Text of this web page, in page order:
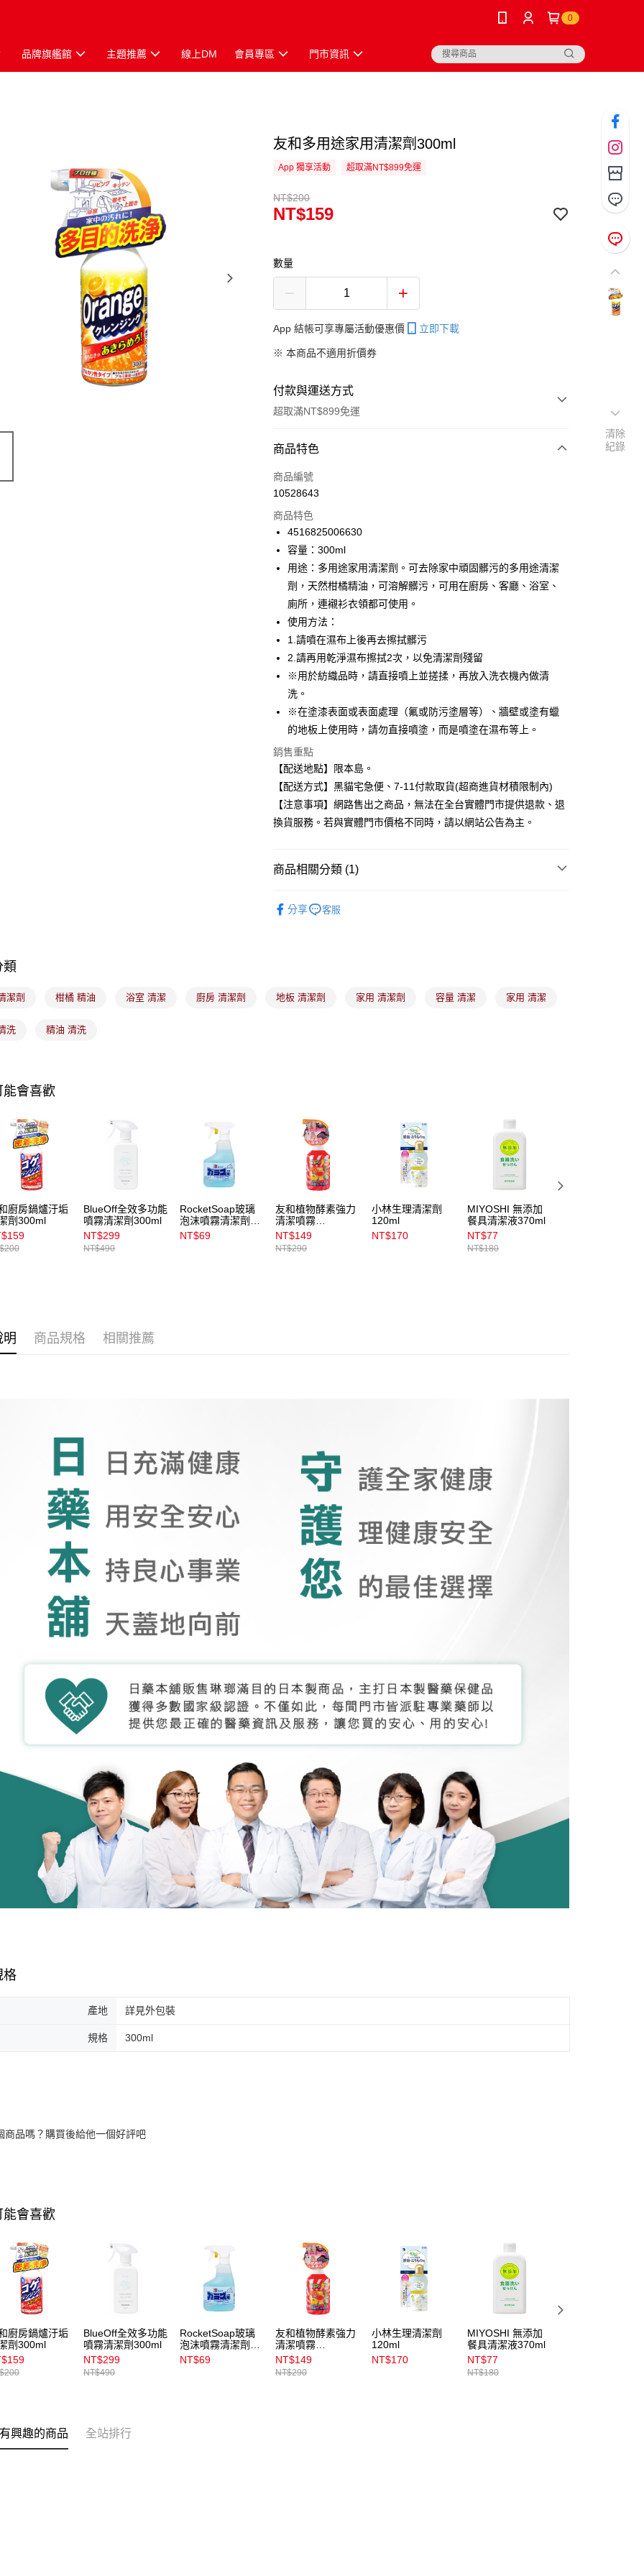
0
品牌旗艦館 主題推薦 線上DM 會員專區 門市資訊
友和多用途家用清潔劑300ml
App 獨享活動 超取滿NT$899免運
NT$200
NT$159
數量
App 結帳可享專屬活動優惠價 立即下載
※ 本商品不適用折價券
付款與運送方式
超取滿NT$899免運
付款方式
信用卡一次付款
合作金庫商業銀行
華南商業銀行
彰化商業銀行
國泰世華商業銀行
兆豐國際商業銀行
臺灣中小企業銀行
匯豐（台灣）商業銀行
聯邦商業銀行
元大商業銀行
永豐商業銀行
台新國際商業銀行
中國信託商業銀行
台灣樂天信用卡公司
超商取貨付款
Apple Pay
悠遊付
Google Pay
全盈+PAY
大哥付你分期
相關說明
【大哥付你分期使用說明】
1.本服務由台灣大哥大提供，台灣大哥大用戶可立即使用無須另外申請。
2.付款方式選擇「大哥付你分期」，訂單成立後會自動跳轉到大哥付的交易
流程，驗證手機門號後，選擇欲分期的期數、繳款截止日，確認付款後即
完成交易。
無法說明評估內容。
醒簡訊。
款買賣價金債權讓與本公司後，依約使用本公司帳單繳交帳款。
ATM付款
運送方式
每筆NT$100，滿NT$899(含以上)免運費
每筆NT$100，滿NT$899(含以上)免運費
付款後7-11取貨
商品特色
商品編號
10528643
商品特色
4516825006630
容量：300ml
用途：多用途家用清潔劑。可去除家中頑固髒污的多用途清潔
劑，天然柑橘精油，可溶解髒污，可用在廚房、客廳、浴室、
廁所，連襯衫衣領都可使用。
使用方法：
1.請噴在濕布上後再去擦拭髒污
2.請再用乾淨濕布擦拭2次，以免清潔劑殘留
※用於紡織品時，請直接噴上並搓揉，再放入洗衣機內做清
洗。
※在塗漆表面或表面處理（氟或防污塗層等）、牆壁或塗有蠟
的地板上使用時，請勿直接噴塗，而是噴塗在濕布等上。
銷售重點
【配送地點】限本島。
【配送方式】黑貓宅急便、7-11付款取貨(超商進貨材積限制內)
【注意事項】網路售出之商品，無法在全台實體門市提供退款、退
換貨服務。若與實體門市價格不同時，請以網站公告為主。
商品相關分類 (1)
分享
客服
類
潔劑 柑橘 精油 浴室 清潔 廚房 清潔劑 地板 清潔劑 家用 清潔劑 容量 清潔 家用 清潔
洗 精油 清洗
能會喜歡
廚房鍋爐汙垢
劑300ml
BlueOff全效多功能
噴霧清潔劑300ml
NT$299
NT$490
RocketSoap玻璃
泡沫噴霧清潔劑
300mL
NT$69
友和植物酵素強力
清潔噴霧
super500ml
NT$149
NT$290
小林生理清潔劑
120ml
NT$170
MIYOSHI 無添加
餐具清潔液370ml
NT$77
NT$180
明 商品規格 相關推薦
格
產地 詳見外包裝
規格 300ml
商品嗎？購買後給他一個好評吧
能會喜歡
廚房鍋爐汙垢
劑300ml
BlueOff全效多功能
噴霧清潔劑300ml
NT$299
NT$490
RocketSoap玻璃
泡沫噴霧清潔劑
300mL
NT$69
友和植物酵素強力
清潔噴霧
super500ml
NT$149
NT$290
小林生理清潔劑
120ml
NT$170
MIYOSHI 無添加
餐具清潔液370ml
NT$77
NT$180
興趣的商品 全站排行
清除
紀錄